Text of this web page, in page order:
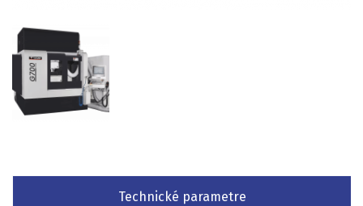
Technické parametre